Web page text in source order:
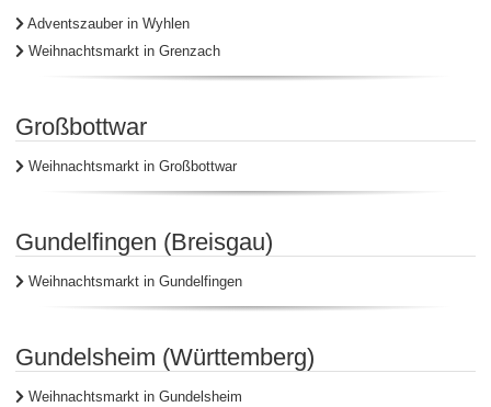
Adventszauber in Wyhlen
Weihnachtsmarkt in Grenzach
Großbottwar
Weihnachtsmarkt in Großbottwar
Gundelfingen (Breisgau)
Weihnachtsmarkt in Gundelfingen
Gundelsheim (Württemberg)
Weihnachtsmarkt in Gundelsheim